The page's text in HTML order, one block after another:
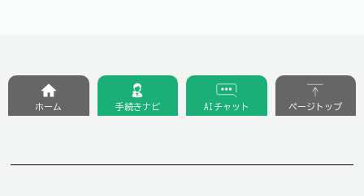
ホーム 手続きナビ AIチャット ページトップ